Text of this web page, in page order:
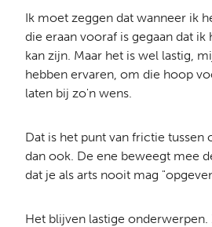
Ik moet zeggen dat wanneer ik
die eraan vooraf is gegaan dat ik
kan zijn. Maar het is wel lastig,
hebben ervaren, om die hoop
laten bij zo'n wens.
Dat is het punt van frictie tussen
dan ook. De ene beweegt mee
dat je als arts nooit mag
Het blijven lastige